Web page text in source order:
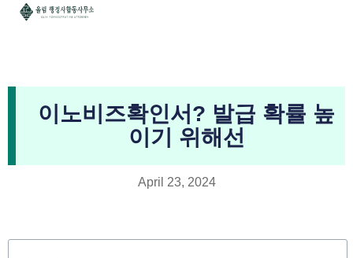
이노비즈확인서? 발급 확률 높
이기 위해선
April 23, 2024